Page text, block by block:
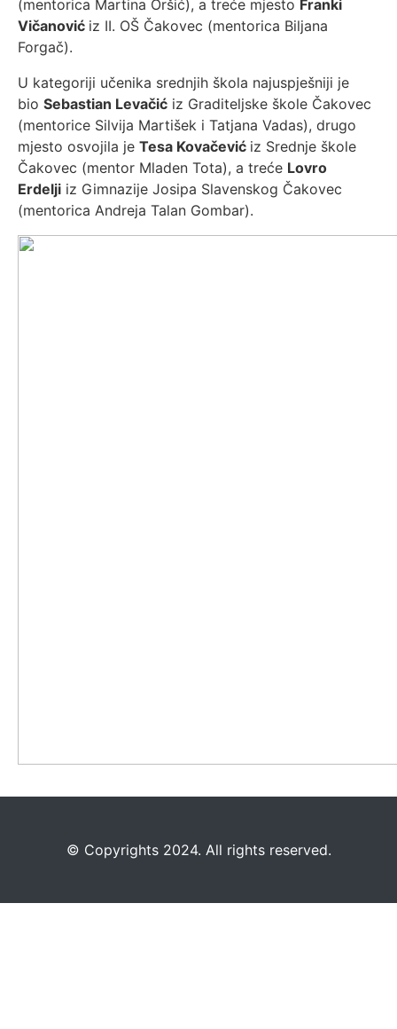
(mentorica Martina Oršić), a treće mjesto Franki
Vičanović iz II. OŠ Čakovec (mentorica Biljana
Forgač).
U kategoriji učenika srednjih škola najuspješniji je
bio Sebastian Levačić iz Graditeljske škole Čakovec
(mentorice Silvija Martišek i Tatjana Vadas), drugo
mjesto osvojila je Tesa Kovačević iz Srednje škole
Čakovec (mentor Mladen Tota), a treće Lovro
Erdelji iz Gimnazije Josipa Slavenskog Čakovec
(mentorica Andreja Talan Gombar).
©️ Copyrights 2024. All rights reserved.